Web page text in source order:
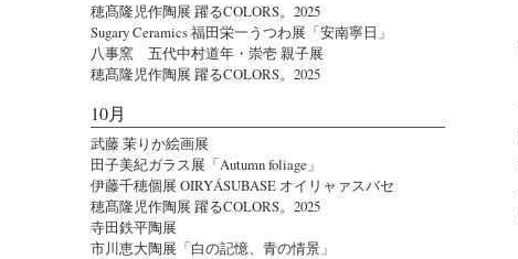
穂髙隆児作陶展 躍るCOLORS。2025
Sugary Ceramics 福田栄一うつわ展「安南寧日」
八事窯 五代中村道年・崇壱 親子展
穂髙隆児作陶展 躍るCOLORS。2025
10月
武藤 茉りか絵画展
田子美紀ガラス展「Autumn foliage」
伊藤千穂個展 OIRYÁSUBASE オイリャァスバセ
穂髙隆児作陶展 躍るCOLORS。2025
寺田鉄平陶展
市川恵大陶展「白の記憶、青の情景」